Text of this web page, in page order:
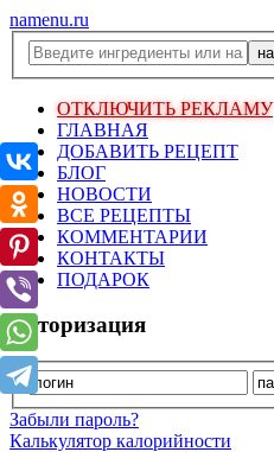
namenu.ru
ОТКЛЮЧИТЬ РЕКЛАМУ
ГЛАВНАЯ
ДОБАВИТЬ РЕЦЕПТ
БЛОГ
НОВОСТИ
ВСЕ РЕЦЕПТЫ
КОММЕНТАРИИ
КОНТАКТЫ
ПОДАРОК
Авторизация
Забыли пароль?
Калькулятор калорийности